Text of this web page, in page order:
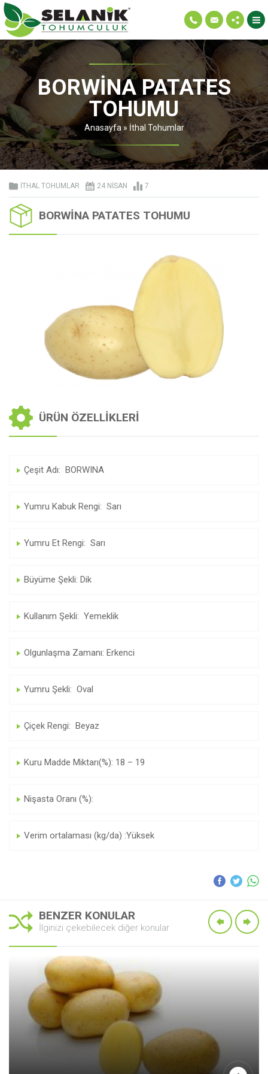
BORWINA PATATES
TOHUMU
Anasayfa » İthal Tohumlar
İTHAL TOHUMLAR 24 NISAN 7
BORWINA PATATES TOHUMU
ÜRÜN ÖZELLIKLERI
Çeşit Adı: BORWINA
Yumru Kabuk Rengi: Sarı
Yumru Et Rengi: Sarı
Büyüme Şekli: Dik
Kullanım Şekli: Yemeklik
Olgunlaşma Zamanı: Erkenci
Yumru Şekli: Oval
Çiçek Rengi: Beyaz
Kuru Madde Miktarı(%): 18 – 19
Nişasta Oranı (%):
Verim ortalaması (kg/da) :Yüksek
BENZER KONULAR
İlginizi çekebilecek diğer konular